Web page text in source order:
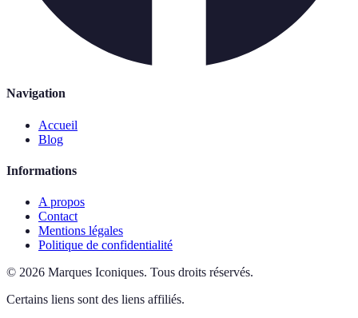
Navigation
Accueil
Blog
Informations
A propos
Contact
Mentions légales
Politique de confidentialité
© 2026 Marques Iconiques. Tous droits réservés.
Certains liens sont des liens affiliés.